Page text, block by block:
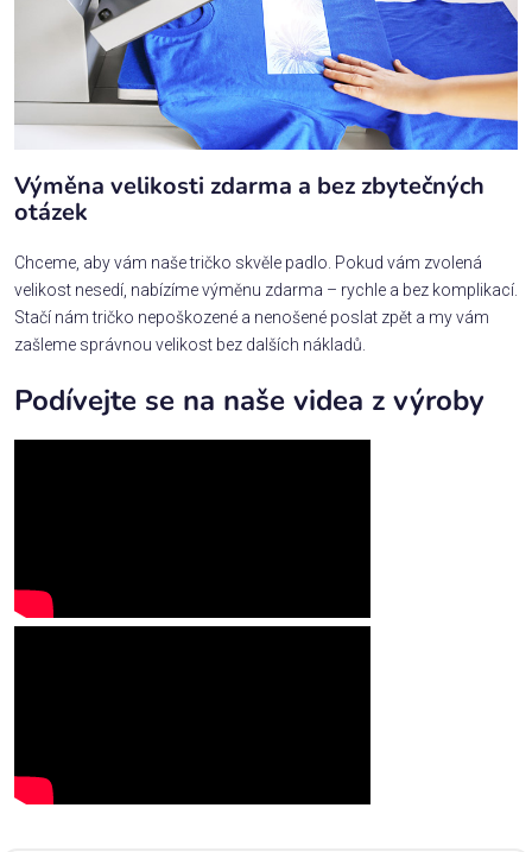
Výměna velikosti zdarma a bez zbytečných
otázek
Chceme, aby vám naše tričko skvěle padlo. Pokud vám zvolená
velikost nesedí, nabízíme výměnu zdarma – rychle a bez komplikací.
Stačí nám tričko nepoškozené a nenošené poslat zpět a my vám
zašleme správnou velikost bez dalších nákladů.
Podívejte se na naše videa z výroby